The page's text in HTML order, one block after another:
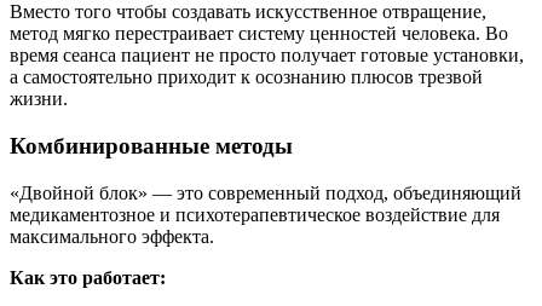
Вместо того чтобы создавать искусственное отвращение,
метод мягко перестраивает систему ценностей человека. Во
время сеанса пациент не просто получает готовые установки,
а самостоятельно приходит к осознанию плюсов трезвой
жизни.
Комбинированные методы
«Двойной блок» — это современный подход, объединяющий
медикаментозное и психотерапевтическое воздействие для
максимального эффекта.
Как это работает: